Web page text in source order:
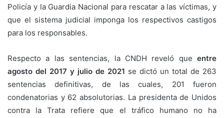
Policía y la Guardia Nacional para rescatar a las víctimas, y
que el sistema judicial imponga los respectivos castigos
para los responsables.
Respecto a las sentencias, la CNDH reveló que entre
agosto del 2017 y julio de 2021 se dictó un total de 263
sentencias definitivas, de las cuales, 201 fueron
condenatorias y 62 absolutorias. La presidenta de Unidos
contra la Trata refiere que el tráfico humano no ha